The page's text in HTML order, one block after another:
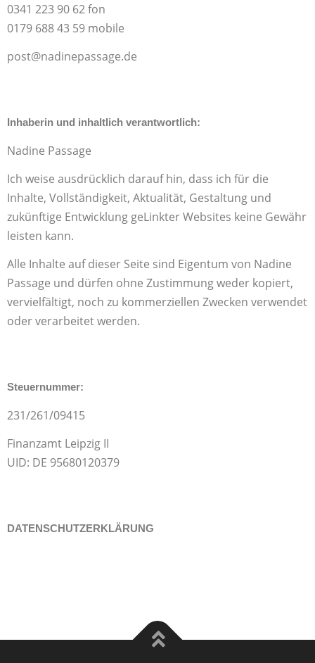
0341 223 90 62 fon
0179 688 43 59 mobile
post@nadinepassage.de
Inhaberin und inhaltlich verantwortlich:
Nadine Passage
Ich weise ausdrücklich darauf hin, dass ich für die
Inhalte, Vollständigkeit, Aktualität, Gestaltung und
zukünftige Entwicklung geLinkter Websites keine Gewähr
leisten kann.
Alle Inhalte auf dieser Seite sind Eigentum von Nadine
Passage und dürfen ohne Zustimmung weder kopiert,
vervielfältigt, noch zu kommerziellen Zwecken verwendet
oder verarbeitet werden.
Steuernummer:
231/261/09415
Finanzamt Leipzig II
UID: DE 95680120379
DATENSCHUTZERKLÄRUNG